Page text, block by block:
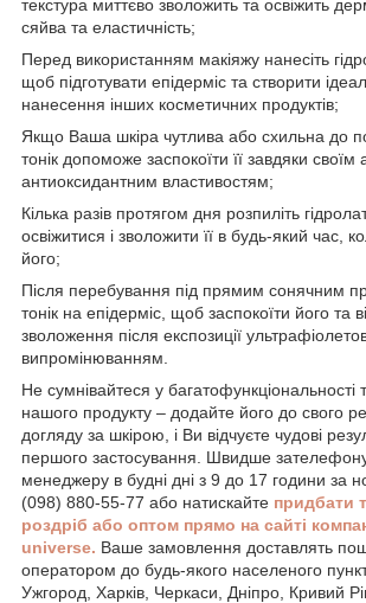
текстура миттєво зволожить та освіжить
сяйва та еластичність;
Перед використанням макіяжу нанесіть
щоб підготувати епідерміс та створити
нанесення інших косметичних продуктів;
Якщо Ваша шкіра чутлива або схильна до
тонік допоможе заспокоїти її завдяки своїм
антиоксидантним властивостям;
Кілька разів протягом дня розпиліть
освіжитися і зволожити її в будь-який час,
його;
Після перебування під прямим сонячним
тонік на епідерміс, щоб заспокоїти його та
зволоження після експозиції
випромінюванням.
Не сумнівайтеся у багатофункціональності
нашого продукту – додайте його до свого
догляду за шкірою, і Ви відчуєте чудові
першого застосування. Швидше
менеджеру в будні дні з 9 до 17 години за
(098) 880-55-77 або натискайте придбати
роздріб або оптом прямо на сайті
universe. Ваше замовлення доставлять
оператором до будь-якого населеного
Ужгород, Харків, Черкаси, Дніпро, Кривий